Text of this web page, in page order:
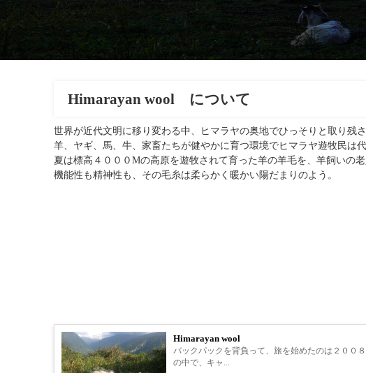
Himarayan wool について
世界が近代文明に移り変わる中、ヒマラヤの奥地でひっそりと取り残
羊、ヤギ、馬、牛、家畜たちが健やかに育つ環境でヒマラヤ遊牧民は
夏は標高４０００Mの高原を遊牧されて育った羊の羊毛を、羊飼いの老
機能性も精神性も、その毛糸は柔らかく暖かい陽だまりのよう。
Himarayan wool
バックパックを背負って、旅を始めたのは２００
の中で、キャ...